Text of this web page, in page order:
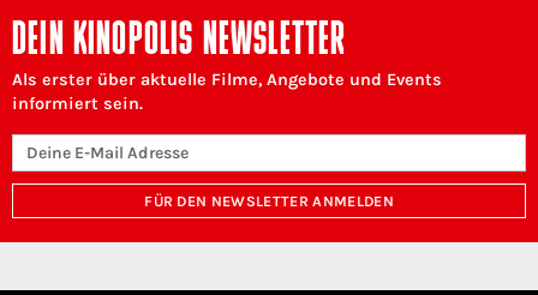
DEIN KINOPOLIS NEWSLETTER
Als erster über aktuelle Filme, Angebote und Events
informiert sein.
FÜR DEN NEWSLETTER ANMELDEN